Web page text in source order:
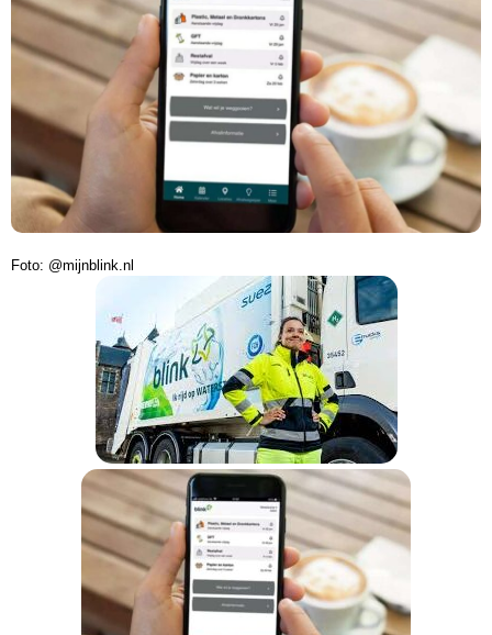
Foto: @mijnblink.nl